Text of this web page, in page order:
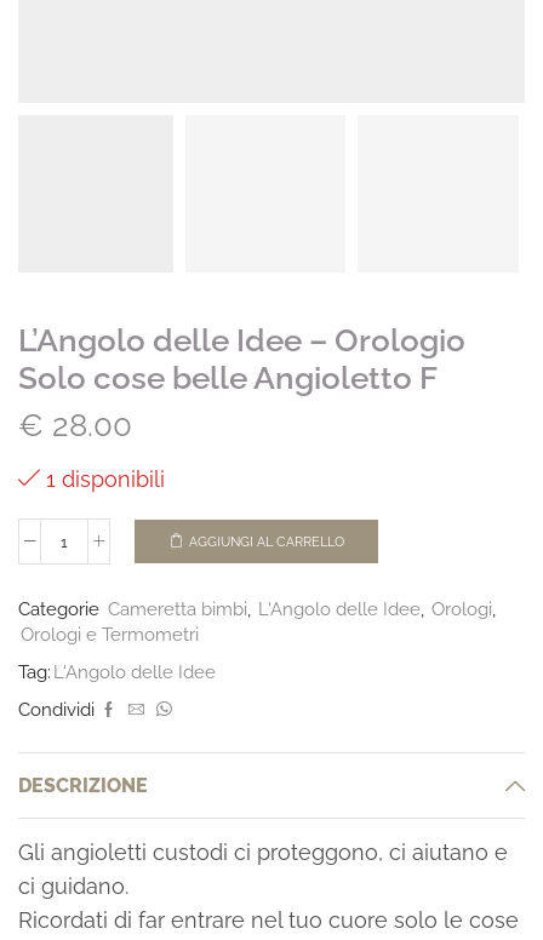
L’Angolo delle Idee – Orologio
Solo cose belle Angioletto F
€ 28.00
1 disponibili
AGGIUNGI AL CARRELLO
Categorie Cameretta bimbi L'Angolo delle Idee Orologi
Orologi e Termometri
Tag: L'Angolo delle Idee
Condividi
DESCRIZIONE
Gli angioletti custodi ci proteggono, ci aiutano e
ci guidano.
Ricordati di far entrare nel tuo cuore solo le cose